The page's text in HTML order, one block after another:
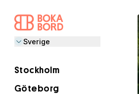
Sverige
Stockholm
Göteborg